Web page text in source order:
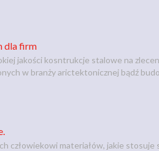
dla firm
jakości kosntrukcje stalowe na
w branży arictektonicznej bądź
człowiekowi materiałów, jakie